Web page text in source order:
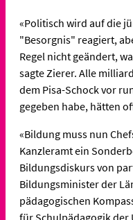
«Politisch wird auf die
"Besorgnis" reagiert,
Regel nicht geändert,
sagte Zierer. Alle
dem Pisa-Schock vor
gegeben habe, hätten
«Bildung muss nun
Kanzleramt ein
Bildungsdiskurs von
Bildungsminister der
pädagogischen
für Schulpädagogik der